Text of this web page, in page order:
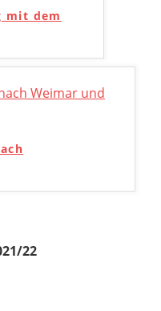
mit dem
22